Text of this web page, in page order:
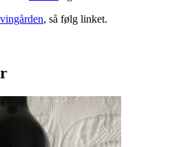
vingården, så følg linket.